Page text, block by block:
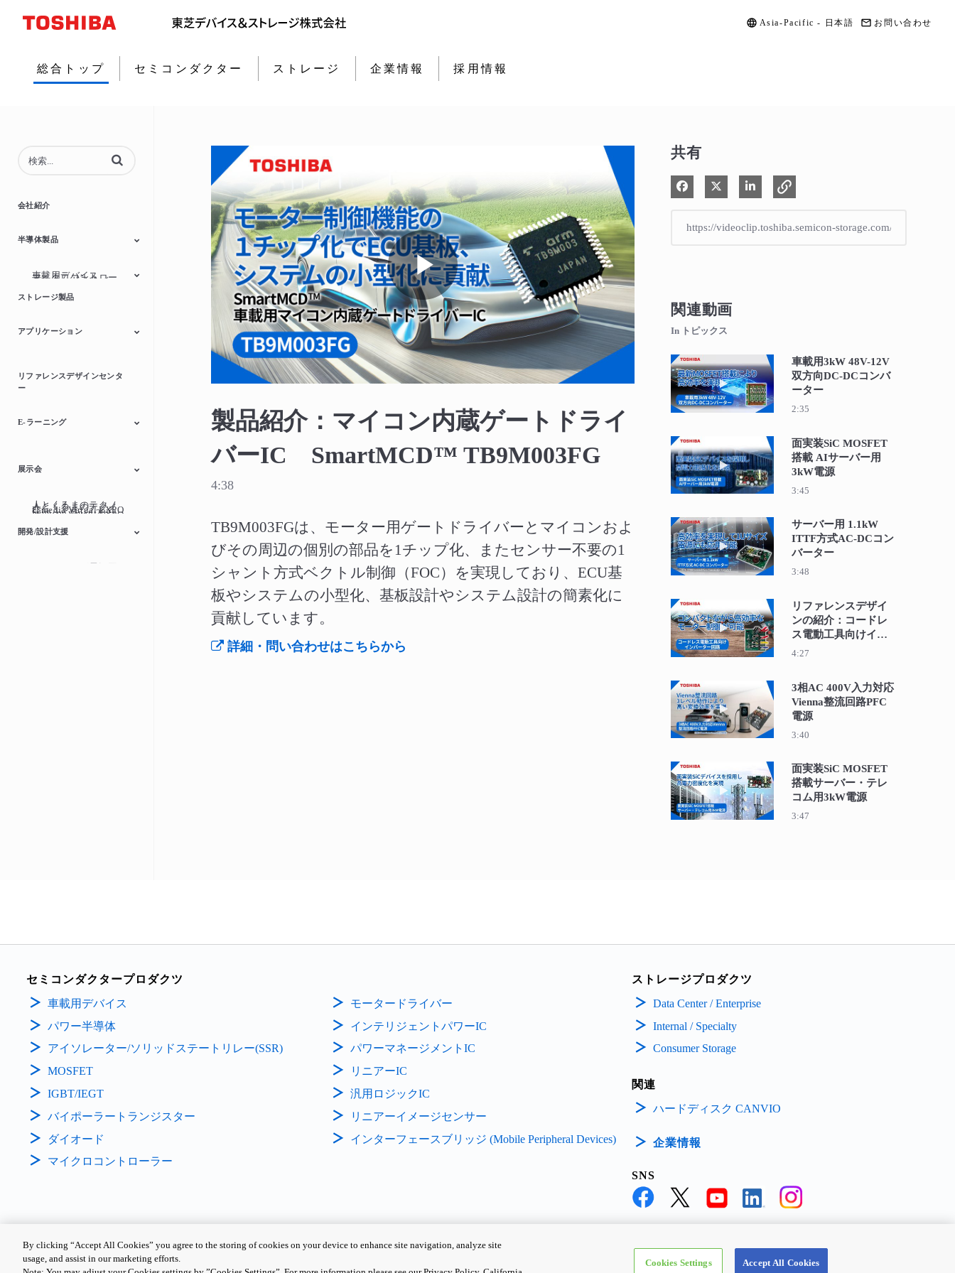
Asia-Pacific - 日本語 お問い合わせ
総合トップ セミコンダクター ストレージ 企業情報 採用情報
動画の検索語句を入力
会社紹介
半導体製品
車載用デバイス
マイクロコントロー
ラー
モータードライバー
ッドステートリレー
パワーマネジメント
リニアーIC
ストレージ製品
アプリケーション
民生/個人用機器
リファレンスデザインセンタ
ー
E-ラーニング
マイクロコントロー
ラー
ディスクリート半導
展示会
人とくるまのテクノ
人とくるまのテクノ
ITmedia Virtual EXPO
Semicon Japan 2022
ITmedia Virtual EXPO
2021 秋
ITmedia Virtual EXPO
2021 春
ロジー展
Embedded
Technology
Smart Sensing
開発/設計支援
スイッチング電源回
Play
Video
製品紹介：マイコン内蔵ゲートドライ
バーIC SmartMCD™ TB9M003FG
4:38
TB9M003FGは、モーター用ゲートドライバーとマイコンおよ
びその周辺の個別の部品を1チップ化、またセンサー不要の1
シャント方式ベクトル制御（FOC）を実現しており、ECU基
板やシステムの小型化、基板設計やシステム設計の簡素化に
貢献しています。
詳細・問い合わせはこちらから
共有
Facebook で共有
Xで共有する
LinkedIn で共有
関連動画
In トピックス
動画を再生 車載用3kW 48V-12V双方向DC-
車載用3kW 48V-12V
双方向DC-DCコンバ
ーター
2:35
動画を再生 面実装SiC MOSFET搭載 AIサー
面実装SiC MOSFET
搭載 AIサーバー用
3kW電源
3:45
動画を再生 サーバー用 1.1kW ITTF方式AC-
サーバー用 1.1kW
ITTF方式AC-DCコン
バーター
3:48
動画を再生 リファレンスデザインの紹介：
リファレンスデザイ
ンの紹介：コードレ
ス電動工具向けイン
バーター回路
4:27
動画を再生 3相AC 400V入力対応Vienna整流
3相AC 400V入力対応
Vienna整流回路PFC
電源
3:40
動画を再生 面実装SiC MOSFET搭載サーバ
面実装SiC MOSFET
搭載サーバー・テレ
コム用3kW電源
3:47
セミコンダクタープロダクツ
車載用デバイス
パワー半導体
アイソレーター/ソリッドステートリレー(SSR)
MOSFET
IGBT/IEGT
バイポーラートランジスター
ダイオード
マイクロコントローラー
モータードライバー
インテリジェントパワーIC
パワーマネージメントIC
リニアーIC
汎用ロジックIC
リニアーイメージセンサー
インターフェースブリッジ (Mobile Peripheral Devices)
ストレージプロダクツ
Data Center / Enterprise
Internal / Specialty
Consumer Storage
関連
ハードディスク CANVIO
企業情報
SNS
個人情報保護方針 サイトのご利用条件 TOSHIBA ELECTRONIC DEVICES & STORAGE CORPORATION, All Rights Reserved.
By clicking “Accept All Cookies” you agree to the storing of cookies on your device to enhance site navigation, analyze site
usage, and assist in our marketing efforts.
Cookies Settings Accept All Cookies